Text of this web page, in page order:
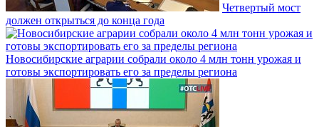
Четвертый мост
должен открыться до конца года
Новосибирские аграрии собрали около 4 млн тонн урожая и
готовы экспортировать его за пределы региона